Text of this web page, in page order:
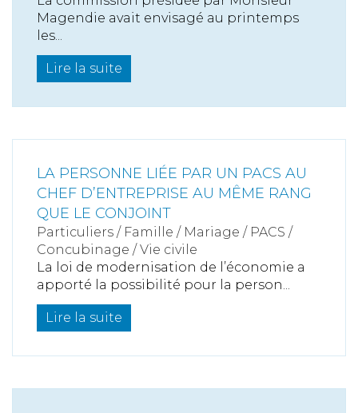
Magendie avait envisagé au printemps
les...
Lire la suite
LA PERSONNE LIÉE PAR UN PACS AU
CHEF D’ENTREPRISE AU MÊME RANG
QUE LE CONJOINT
Particuliers / Famille / Mariage / PACS /
Concubinage / Vie civile
La loi de modernisation de l’économie a
apporté la possibilité pour la person...
Lire la suite